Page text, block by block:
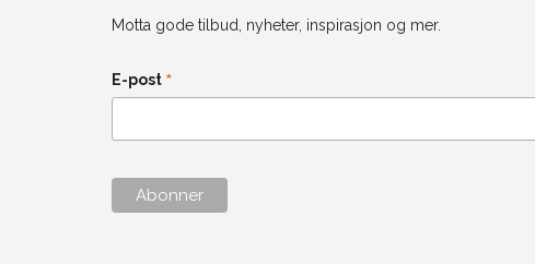
Motta gode tilbud, nyheter, inspirasjon og mer.
E-post *